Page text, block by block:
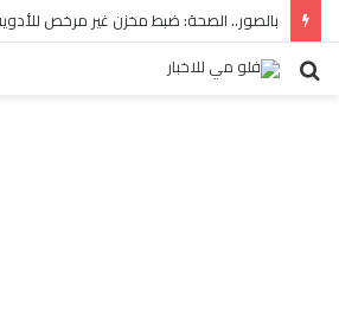
بالصور.. الصحة: ضبط مخزن غير مرخص للأدوية
بحث